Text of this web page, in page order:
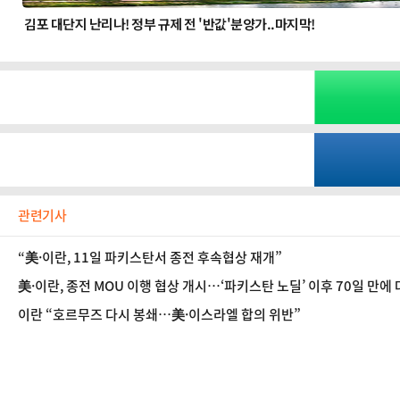
관련기사
“美·이란, 11일 파키스탄서 종전 후속협상 재개”
美·이란, 종전 MOU 이행 협상 개시…‘파키스탄 노딜’ 이후 70일 만에
이란 “호르무즈 다시 봉쇄…美·이스라엘 합의 위반”